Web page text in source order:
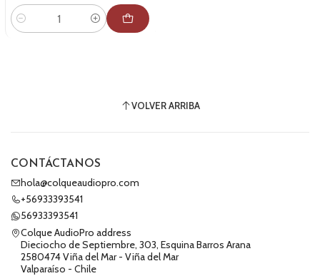
Cantidad
VOLVER ARRIBA
CONTÁCTANOS
hola@colqueaudiopro.com
+56933393541
56933393541
Colque AudioPro address
Dieciocho de Septiembre, 303, Esquina Barros Arana
2580474 Viña del Mar - Viña del Mar
Valparaíso - Chile